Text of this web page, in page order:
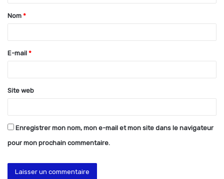
t
a
e
*
Nom *
E-mail *
Site web
Enregistrer mon nom, mon e-mail et mon site dans le navigateur
pour mon prochain commentaire.